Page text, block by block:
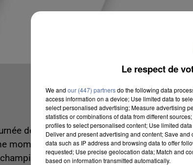
de Nationale 2 ce week-end. Fleury-
moment, Sainte-Geneviève recevra Blois.
Les Ulis se déplaceront sur les
Le respect de
We and our (447) partnersdo the following data
access information on a device; Use limited data to
select personalised advertising; Measure advertising
statistics or combinations of data from different
profiles to select personalised content; Use limited
Deliver and present advertising and content; Save
data such as IP address and browsing data to offer
requested; Use precise geolocation data; Match and
based on information transmitted automatically.